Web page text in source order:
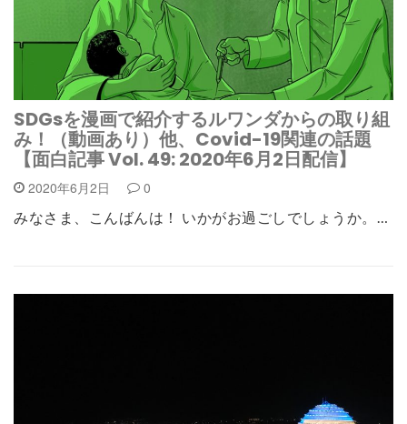
SDGsを漫画で紹介するルワンダからの取り組
み！（動画あり）他、Covid-19関連の話題
【面白記事 Vol. 49: 2020年6月2日配信】
2020年6月2日 0
みなさま、こんばんは！ いかがお過ごしでしょうか。…